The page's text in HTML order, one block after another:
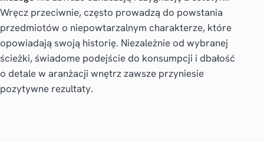
Wręcz przeciwnie, często prowadzą do powstania
przedmiotów o niepowtarzalnym charakterze, które
opowiadają swoją historię. Niezależnie od wybranej
ścieżki, świadome podejście do konsumpcji i dbałość
o detale w aranżacji wnętrz zawsze przyniesie
pozytywne rezultaty.